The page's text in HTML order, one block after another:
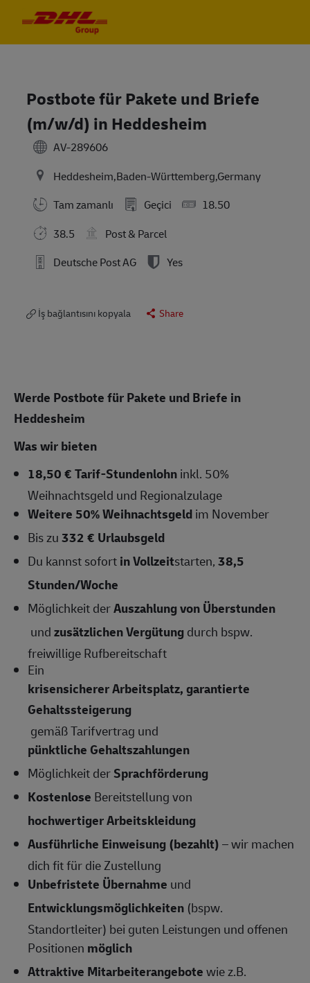
Postbote für Pakete und Briefe
(m/w/d) in Heddesheim
AV-289606
Heddesheim,Baden-Württemberg,Germany
Tam zamanlı
Geçici
18.50
38.5
Post & Parcel
Deutsche Post AG
Yes
İş bağlantısını kopyala Share
Werde Postbote für Pakete und Briefe in
Heddesheim
Was wir bieten
18,50 € Tarif-Stundenlohninkl. 50%
Weihnachtsgeld und Regionalzulage
Weitere 50% Weihnachtsgeldim November
Bis zu332 € Urlaubsgeld
Du kannst sofortin Vollzeitstarten,38,5
Stunden/Woche
Möglichkeit derAuszahlung von Überstunden
undzusätzlichen Vergütungdurch bspw.
freiwillige Rufbereitschaft
Ein
krisensicherer Arbeitsplatz, garantierte
Gehaltssteigerung
gemäß Tarifvertrag und
pünktliche Gehaltszahlungen
Möglichkeit derSprachförderung
Kostenlose Bereitstellung von
hochwertiger Arbeitskleidung
Ausführliche Einweisung (bezahlt)– wir machen
dich fit für die Zustellung
Unbefristete Übernahme und
Entwicklungsmöglichkeiten (bspw.
Standortleiter) bei guten Leistungen und offenen
Positionen möglich
Attraktive Mitarbeiterangebotewie z.B.